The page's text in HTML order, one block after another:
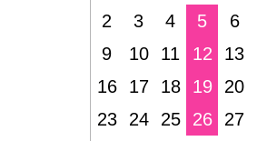
2
3 4 5 6
9
10 11 12 13
16
17 18 19 20
23
24 25 26 27